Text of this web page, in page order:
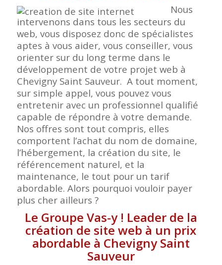
Nous
intervenons dans tous les secteurs du
web, vous disposez donc de spécialistes
aptes à vous aider, vous conseiller, vous
orienter sur du long terme dans le
développement de votre projet web à
Chevigny Saint Sauveur. A tout moment,
sur simple appel, vous pouvez vous
entretenir avec un professionnel qualifié
capable de répondre à votre demande.
Nos offres sont tout compris, elles
comportent l’achat du nom de domaine,
l’hébergement, la création du site, le
référencement naturel, et la
maintenance, le tout pour un tarif
abordable. Alors pourquoi vouloir payer
plus cher ailleurs ?
Le Groupe Vas-y ! Leader de la
création de site web à un prix
abordable à Chevigny Saint
Sauveur